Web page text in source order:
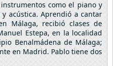
como el piano y
acústica. Aprendió a cantar
Málaga, recibió clases de
Estepa, en la localidad
Benalmádena de Málaga;
en Madrid. Pablo tiene dos